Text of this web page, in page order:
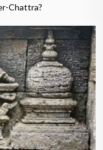
Chattra?